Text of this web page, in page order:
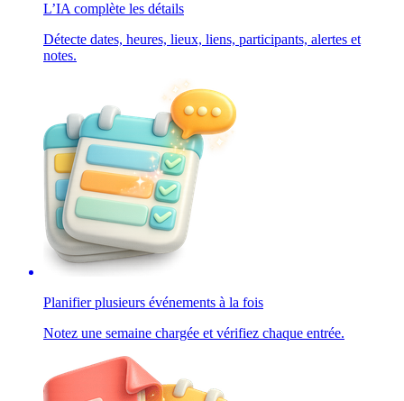
L’IA complète les détails
Détecte dates, heures, lieux, liens, participants, alertes et
notes.
Planifier plusieurs événements à la fois
Notez une semaine chargée et vérifiez chaque entrée.